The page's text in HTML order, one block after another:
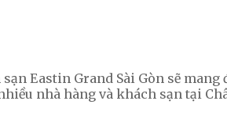
Eastin Grand Sài Gòn sẽ
nhà hàng và khách sạn tại